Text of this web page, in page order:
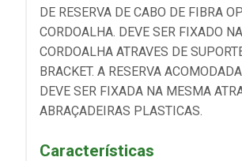
DE RESERVA DE CABO DE FIBRA
CORDOALHA. DEVE SER FIXADO NA
CORDOALHA ATRAVES DE
BRACKET. A RESERVA
DEVE SER FIXADA NA MESMA
ABRAÇADEIRAS PLASTICAS.
Características